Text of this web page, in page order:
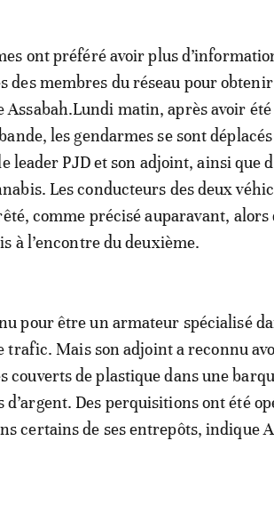
ont préféré avoir plus
des membres du réseau pour
matin, après avoir été
les gendarmes se sont
leader PJD et son adjoint, ainsi que
Les conducteurs des deux
comme précisé auparavant, alors
à l’encontre du deuxième.
pour être un armateur spécialisé
trafic. Mais son adjoint a reconnu
couverts de plastique dans une
Des perquisitions ont été
certains de ses entrepôts, indique